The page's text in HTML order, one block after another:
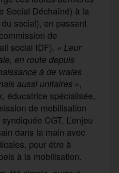
Social Déchaîné) à la
social), en passant
de
social IDF). « Leur
en route depuis
à de vraies
aussi unitaires »,
éducatrice spécialisée,
de mobilisation
CGT. L’enjeu
dans la main avec
pour être à
à la mobilisation.